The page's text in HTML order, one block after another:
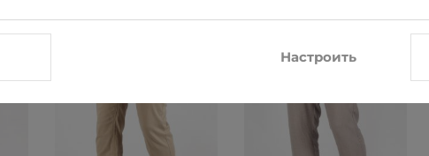
Настроить